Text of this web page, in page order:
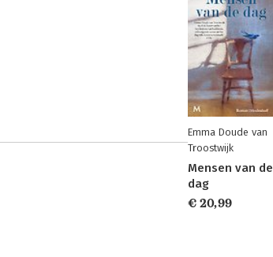
Emma Doude van
Troostwijk
Mensen van de
dag
€ 20,99